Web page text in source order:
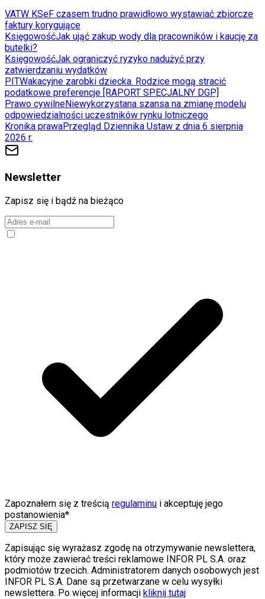
VATW KSeF czasem trudno prawidłowo wystawiać zbiorcze
faktury korygujące
KsięgowośćJak ująć zakup wody dla pracowników i kaucję za
butelki?
KsięgowośćJak ograniczyć ryzyko nadużyć przy
zatwierdzaniu wydatków
PITWakacyjne zarobki dziecka. Rodzice mogą stracić
podatkowe preferencje [RAPORT SPECJALNY DGP]
Prawo cywilneNiewykorzystana szansa na zmianę modelu
odpowiedzialności uczestników rynku lotniczego
Kronika prawaPrzegląd Dziennika Ustaw z dnia 6 sierpnia
2026 r.
Newsletter
Zapisz się i bądź na bieżąco
Zapoznałem się z treścią regulaminu i akceptuję jego
postanowienia*
ZAPISZ SIĘ
Zapisując się wyrażasz zgodę na otrzymywanie newslettera,
który może zawierać treści reklamowe INFOR PL S.A. oraz
podmiotów trzecich. Administratorem danych osobowych jest
INFOR PL S.A. Dane są przetwarzane w celu wysyłki
newslettera. Po więcej informacji kliknij tutaj